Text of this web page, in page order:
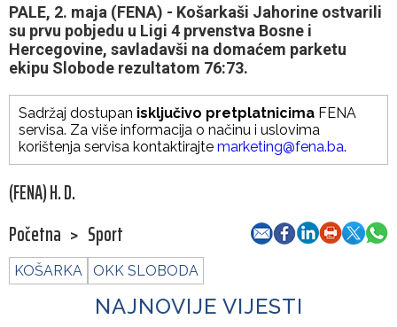
PALE, 2. maja (FENA) - Košarkaši Jahorine ostvarili
su prvu pobjedu u Ligi 4 prvenstva Bosne i
Hercegovine, savladavši na domaćem parketu
ekipu Slobode rezultatom 76:73.
Sadržaj dostupan isključivo pretplatnicima FENA
servisa. Za više informacija o načinu i uslovima
korištenja servisa kontaktirajte marketing@fena.ba.
(FENA) H. D.
Početna > Sport
KOŠARKA OKK SLOBODA
NAJNOVIJE VIJESTI